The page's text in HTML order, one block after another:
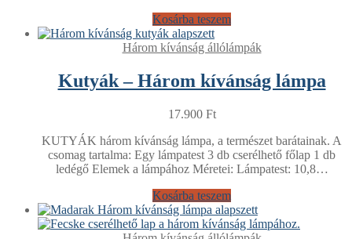
Kosárba teszem
Három kívánság állólámpák
Kutyák – Három kívánság lámpa
17.900 Ft
KUTYÁK három kívánság lámpa, a természet barátainak. A
csomag tartalma: Egy lámpatest 3 db cserélhető főlap 1 db
ledégő Elemek a lámpához Méretei: Lámpatest: 10,8…
Kosárba teszem